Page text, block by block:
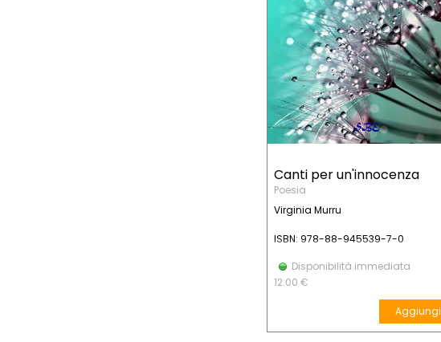
Canti per un'innocenza
Poesia
Virginia Murru
ISBN: 978-88-945539-7-0
Disponibilità immediata
12.00 €
Aggiungi